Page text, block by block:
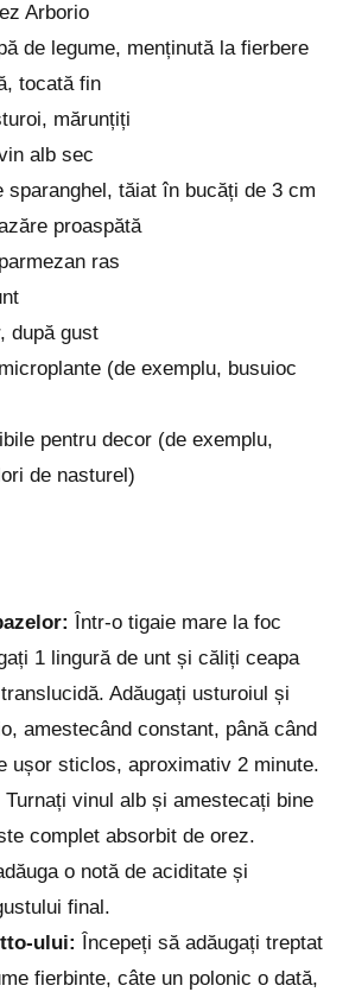
Arborio
de legume, menținută la fierbere
tocată fin
mărunțiți
alb sec
sparanghel, tăiat în bucăți de 3 cm
proaspătă
ras
după gust
(de exemplu, busuioc
pentru decor (de exemplu,
de nasturel)
Într-o tigaie mare la foc
1 lingură de unt și căliți ceapa
Adăugați usturoiul și
amestecând constant, până când
ușor sticlos, aproximativ 2 minute.
Turnați vinul alb și amestecați bine
complet absorbit de orez.
o notă de aciditate și
final.
ului:
Începeți să adăugați treptat
fierbinte, câte un polonic o dată,